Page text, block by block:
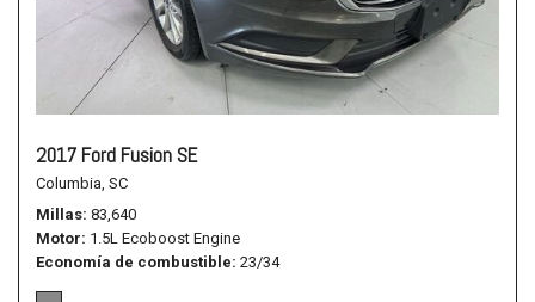
2017 Ford Fusion SE
Columbia, SC
Millas 83,640
Motor 1.5L Ecoboost Engine
Economía de combustible 23/34